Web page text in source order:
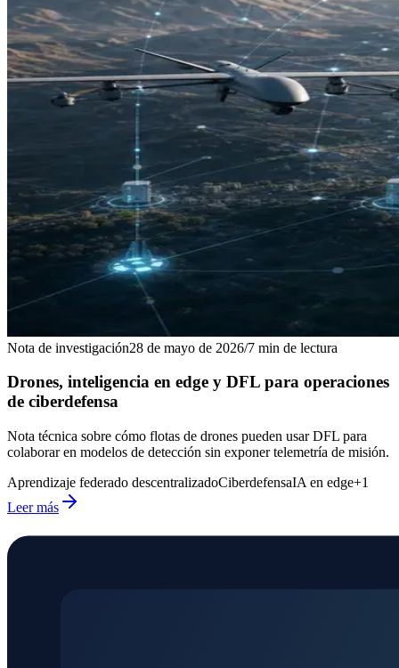
Nota de investigación28 de mayo de 2026/7 min de lectura
Drones, inteligencia en edge y DFL para operaciones
de ciberdefensa
Nota técnica sobre cómo flotas de drones pueden usar DFL para
colaborar en modelos de detección sin exponer telemetría de misión.
Aprendizaje federado descentralizadoCiberdefensaIA en edge+1
Leer más